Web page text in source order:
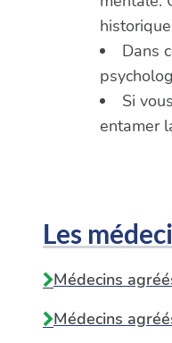
Dans
Si
entamer
Les
Médecins
Médecins